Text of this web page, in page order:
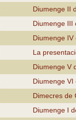
Diumenge II
Diumenge III
Diumenge
La
Diumenge V
Diumenge
Dimecres de
Diumenge I